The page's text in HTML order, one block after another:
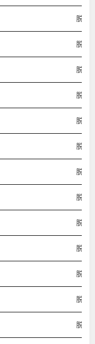
脱普
脱普
脱普
脱普
脱普
脱普
脱普
脱普
脱普
脱普
脱普
脱普
脱普